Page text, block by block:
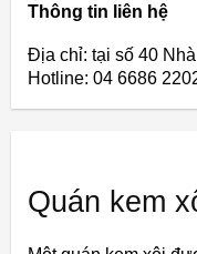
Thông tin liên hệ
Địa chỉ: tại số 40
Hotline: 04 6686
Quán kem